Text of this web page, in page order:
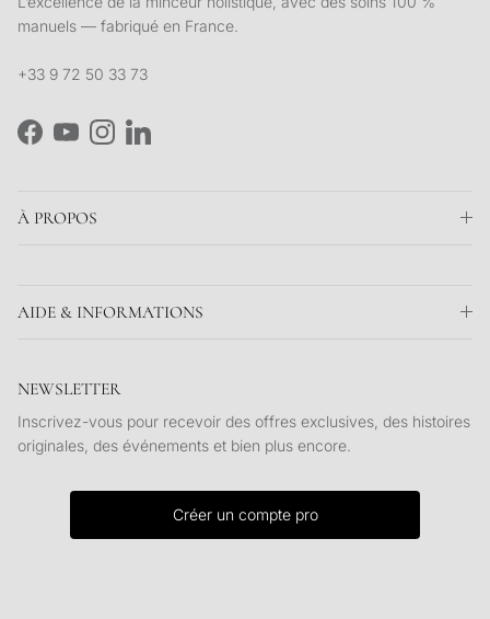
manuels — fabriqué en France.
+33 9 72 50 33 73
Facebook
YouTubeInstagramLinkedIn
À PROPOS
AIDE & INFORMATIONS
NEWSLETTER
Inscrivez-vous pour recevoir des offres exclusives, des histoires
originales, des événements et bien plus encore.
Créer un compte pro